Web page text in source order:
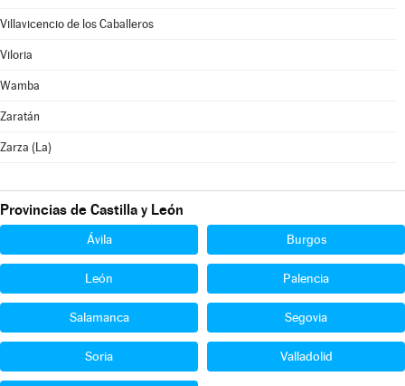
Villavicencio de los Caballeros
Viloria
Wamba
Zaratán
Zarza (La)
Provincias de Castilla y León
Ávila Burgos
León Palencia
Salamanca Segovia
Soria Valladolid